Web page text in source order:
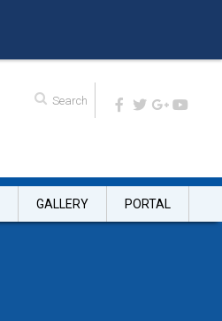
GALLERY PORTAL